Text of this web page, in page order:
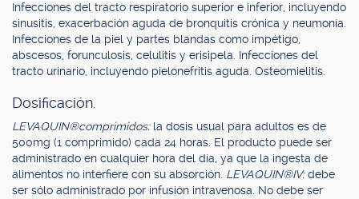
Infecciones del tracto respiratorio superior e inferior, incluyendo
sinusitis, exacerbación aguda de bronquitis crónica y neumonía.
Infecciones de la piel y partes blandas como impétigo,
abscesos, forunculosis, celulitis y erisipela. Infecciones del
tracto urinario, incluyendo pielonefritis aguda. Osteomielitis.
Dosificación.
LEVAQUIN®comprimidos: la dosis usual para adultos es de
500mg (1 comprimido) cada 24 horas. El producto puede ser
administrado en cualquier hora del día, ya que la ingesta de
alimentos no interfiere con su absorción. LEVAQUIN®IV:debe
ser sólo administrado por infusión intravenosa. No debe ser